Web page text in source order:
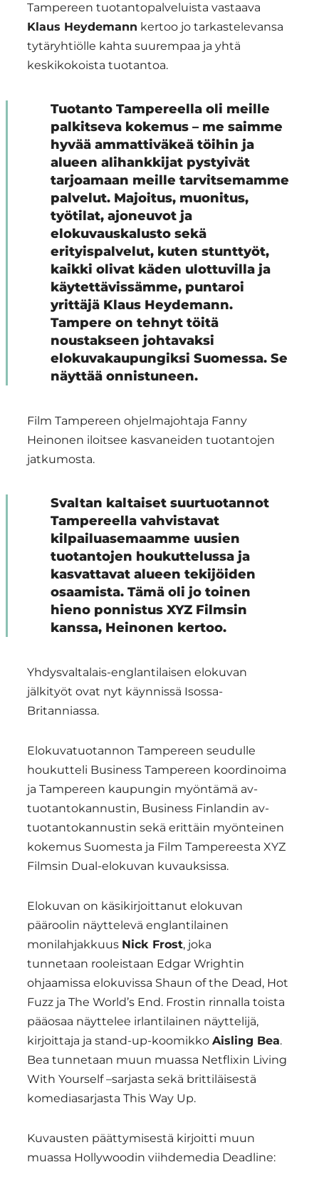
Tampereen tuotantopalveluista vastaava
Klaus Heydemann kertoo jo tarkastelevansa
tytäryhtiölle kahta suurempaa ja yhtä
keskikokoista tuotantoa.
Tuotanto Tampereella oli meille
palkitseva kokemus – me saimme
hyvää ammattiväkeä töihin ja
alueen alihankkijat pystyivät
tarjoamaan meille tarvitsemamme
palvelut. Majoitus, muonitus,
työtilat, ajoneuvot ja
elokuvauskalusto sekä
erityispalvelut, kuten stunttyöt,
kaikki olivat käden ulottuvilla ja
käytettävissämme, puntaroi
yrittäjä Klaus Heydemann.
Tampere on tehnyt töitä
noustakseen johtavaksi
elokuvakaupungiksi Suomessa. Se
näyttää onnistuneen.
Film Tampereen ohjelmajohtaja Fanny
Heinonen iloitsee kasvaneiden tuotantojen
jatkumosta.
Svaltan kaltaiset suurtuotannot
Tampereella vahvistavat
kilpailuasemaamme uusien
tuotantojen houkuttelussa ja
kasvattavat alueen tekijöiden
osaamista. Tämä oli jo toinen
hieno ponnistus XYZ Filmsin
kanssa, Heinonen kertoo.
Yhdysvaltalais-englantilaisen elokuvan
jälkityöt ovat nyt käynnissä Isossa-
Britanniassa.
Elokuvatuotannon Tampereen seudulle
houkutteli Business Tampereen koordinoima
ja Tampereen kaupungin myöntämä av-
tuotantokannustin, Business Finlandin av-
tuotantokannustin sekä erittäin myönteinen
kokemus Suomesta ja Film Tampereesta XYZ
Filmsin Dual-elokuvan kuvauksissa.
Elokuvan on käsikirjoittanut elokuvan
pääroolin näyttelevä englantilainen
monilahjakkuus Nick Frost, joka
tunnetaan rooleistaan Edgar Wrightin
ohjaamissa elokuvissa Shaun of the Dead, Hot
Fuzz ja The World’s End. Frostin rinnalla toista
pääosaa näyttelee irlantilainen näyttelijä,
kirjoittaja ja stand-up-koomikko Aisling Bea.
Bea tunnetaan muun muassa Netflixin Living
With Yourself –sarjasta sekä brittiläisestä
komediasarjasta This Way Up.
Kuvausten päättymisestä kirjoitti muun
muassa Hollywoodin viihdemedia Deadline: